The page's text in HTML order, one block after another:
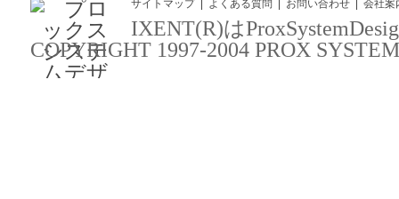
サイトマップ よくある質問 お問い合わせ 会社案
IXENT(R)は
COPYRIGHT 1997-2004 PROX